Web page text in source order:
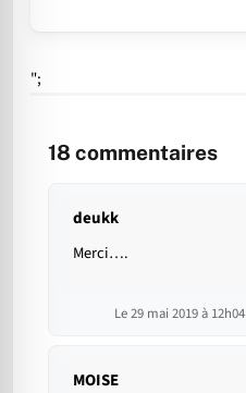
";
18 commentaires
deukk
Merci….
Le 29 mai 2019 à 12h04
MOISE